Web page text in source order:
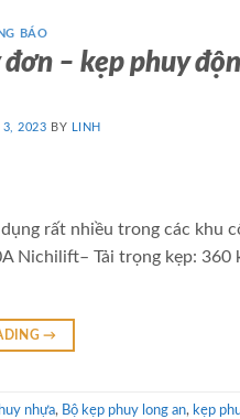
BÁO
– kẹp phuy
3, 2023 BY LINH
rất nhiều trong các khu
Nichilift– Tải trọng kẹp: 360
→
nhựa, Bộ kẹp phuy long an, kẹp